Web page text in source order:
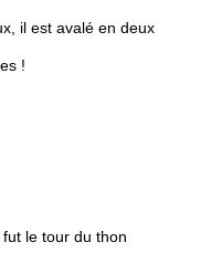
il est avalé en deux
!
fut le tour du thon